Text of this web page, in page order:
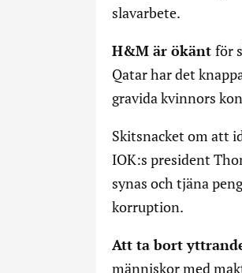
slavarbete.
H&M är ökänt för
Qatar har det
gravida kvinnors
Skitsnacket om att
IOK:s president
synas och tjäna
korruption.
Att ta bort
människor med